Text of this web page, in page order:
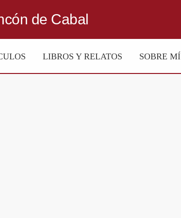
de Cabal
LIBROS Y RELATOS SOBRE MÍ